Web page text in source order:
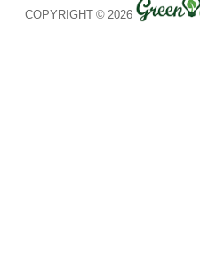
COPYRIGHT © 2026